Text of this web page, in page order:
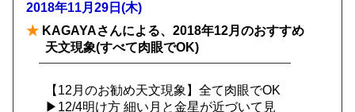
2018年11月29日(木)
★ KAGAYAさんによる、2018年12月のおすすめ
天文現象(すべて肉眼でOK)
【12月のお勧め天文現象】全て肉眼でOK
▶12/4明け方 細い月と金星が近づいて見